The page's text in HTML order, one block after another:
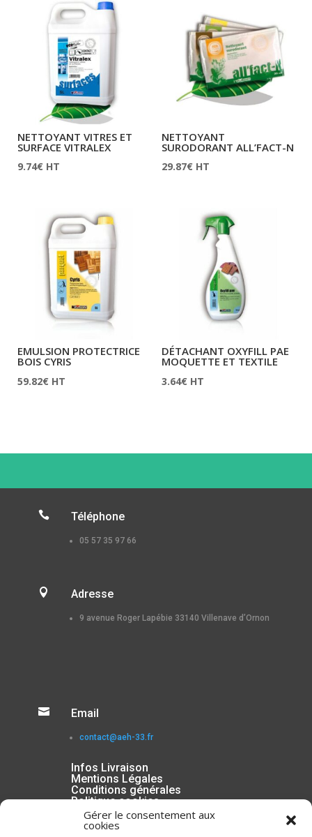
Gérer le consentement aux
cookies
NETTOYANT VITRES ET
SURFACE VITRALEX
9.74€ HT
NETTOYANT
SURODORANT ALL’FACT-N
29.87€ HT
EMULSION PROTECTRICE
BOIS CYRIS
59.82€ HT
DÉTACHANT OXYFILL PAE
MOQUETTE ET TEXTILE
3.64€ HT
 Téléphone
05 57 35 97 66
 Adresse
9 avenue Roger Lapébie 33140 Villenave d’Ornon
 Email
contact@aeh-33.fr
Infos Livraison
Mentions Légales
Conditions générales
Politique cookies